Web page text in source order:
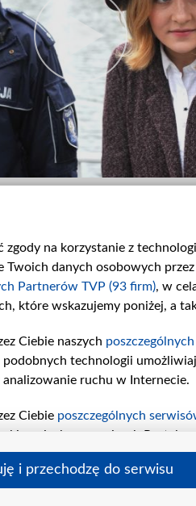
Dość zaszkodził?
Olek kontra Sowiński. Jak...
regulamin tvp.pl pomoc
na korzystanie z
danych osobowych
Partnerów TVP (93 firm), w
które wskazujemy poniżej, a
Ciebie naszych
technologii
ruchu w Internecie.
Ciebie poszczególnych
w serwisach Portalu
celów i funkcji:
reklam,
i przechodzę do serwisu